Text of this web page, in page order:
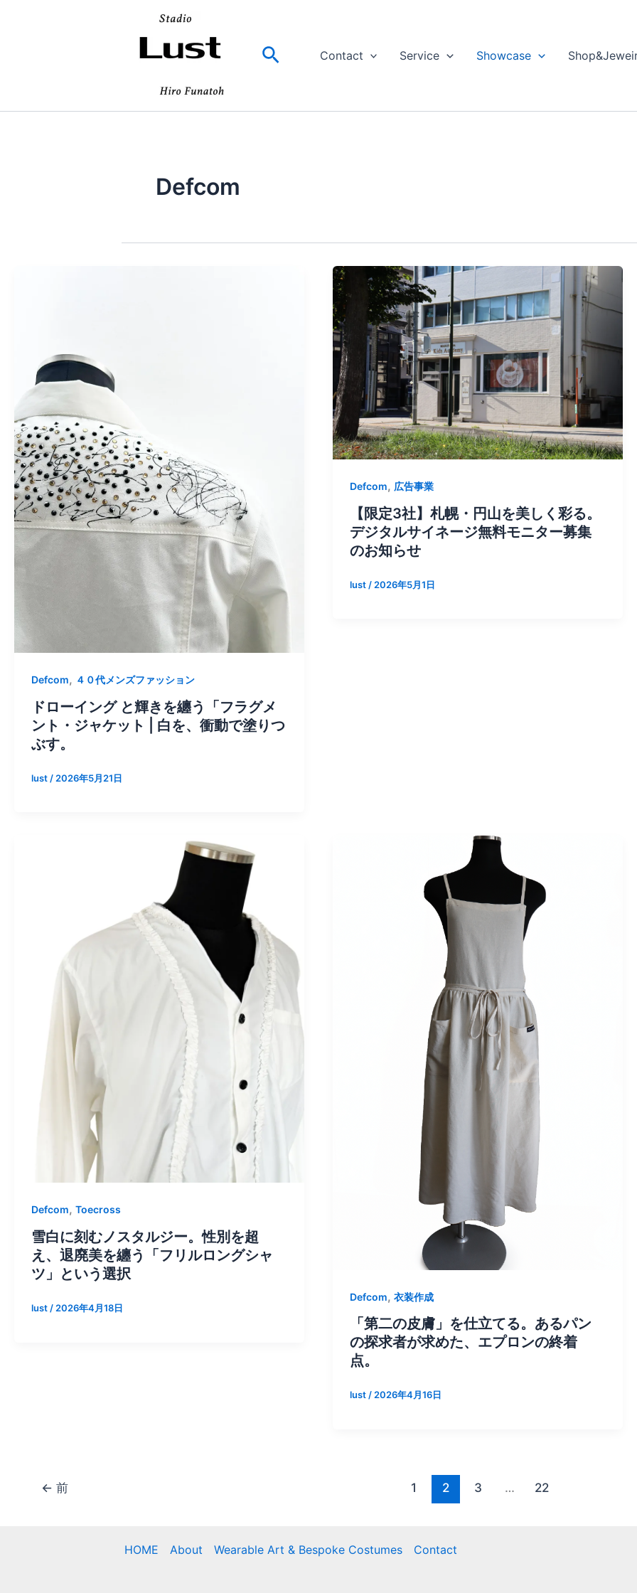
検
Contact Service Showcase
Defcom
Defcom, ４０代メンズファッション
ドローイング と輝きを纏う「フラグメ
ント・ジャケット | 白を、衝動で塗りつ
ぶす。
lust / 2026年5月21日
Defcom, 広告事業
【限定3社】札幌・円山を美しく彩る。
デジタルサイネージ無料モニター募集
のお知らせ
lust / 2026年5月1日
Defcom, Toecross
雪白に刻むノスタルジー。性別を超
え、退廃美を纏う「フリルロングシャ
ツ」という選択
lust/2026年4月18日
Defcom, 衣装作成
「第二の皮膚」を仕立てる。あるパン
の探求者が求めた、エプロンの終着
点。
lust/2026年4月16日
← 前 1 2 3 … 22
HOME About Wearable Art & Bespoke Costumes Contact